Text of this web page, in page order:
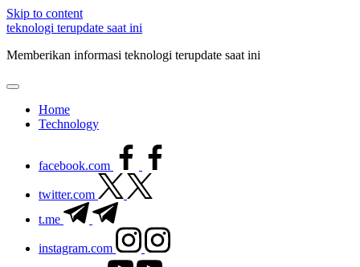
Skip to content
teknologi terupdate saat ini
Memberikan informasi teknologi terupdate saat ini
Home
Technology
facebook.com
twitter.com
t.me
instagram.com